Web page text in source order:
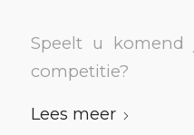
Speelt u
competitie?
Lees meer